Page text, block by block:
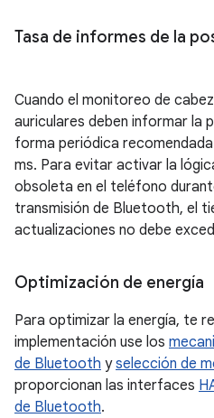
Tasa de informes de la
Cuando el monitoreo de
auriculares deben informar la
forma periódica
ms. Para evitar activar la
obsoleta en el teléfono
transmisión de Bluetooth, el
actualizaciones no debe
Optimización de energía
Para optimizar la energía, te
implementación use los
de Bluetooth yselección de
proporcionan las interfaces
de Bluetooth.